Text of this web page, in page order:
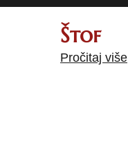
Štof
Pročitaj više